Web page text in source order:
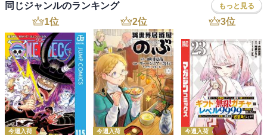
同じジャンルのランキング もっと見る
1位
今週入荷
2位
今週入荷
3位
今週入荷